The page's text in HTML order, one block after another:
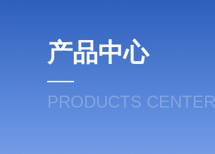
产品中心
PRODUCTS CENTER